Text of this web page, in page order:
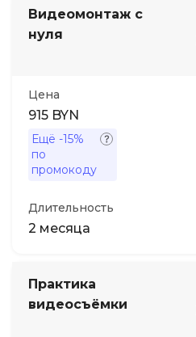
Видеомонтаж с
нуля
Цена
915 BYN
Ещё -15%
по
промокоду
Длительность
2 месяца
Практика
видеосъёмки